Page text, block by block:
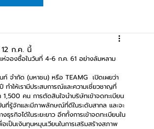
ก.ค. นี้
จองซื้อในวันที่ 4-6 ก.ค. 61 อย่างล้มหลาม
จำกัด (มหาชน) หรือ TEAMG  เปิดเผยว่า
ำให้เรามีประสบการณ์และความเชี่ยวชาญที่
คน การตัดสินใจนำบริษัทเข้าจดทะเบียน
ที่รู้จักและมีภาพลักษณ์ที่ดีในระดับสากล และจะ
รกิจได้ในระยะยาว อีกทั้งการเข้าจดทะเบียนใน
เป็นเงินทุนหมุนเวียนในการเสริมสร้างสภาพ